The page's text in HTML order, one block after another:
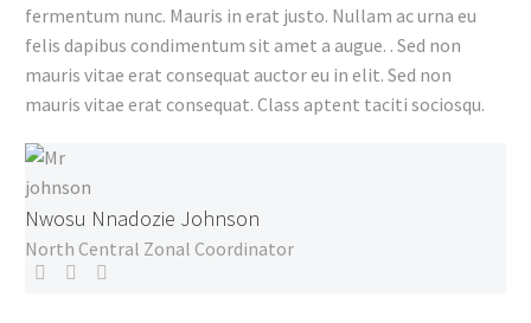
fermentum nunc. Mauris in erat justo. Nullam ac urna eu
felis dapibus condimentum sit amet a augue. . Sed non
mauris vitae erat consequat auctor eu in elit. Sed non
mauris vitae erat consequat. Class aptent taciti sociosqu.
Nwosu Nnadozie Johnson
North Central Zonal Coordinator